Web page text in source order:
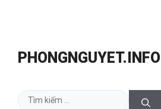
PHONGNGUYET.INFO
Tìm